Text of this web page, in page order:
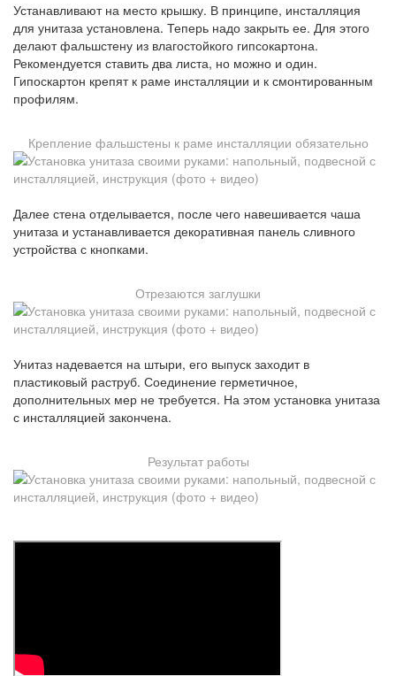
Устанавливают на место крышку. В принципе, инсталляция
для унитаза установлена. Теперь надо закрыть ее. Для этого
делают фальшстену из влагостойкого гипсокартона.
Рекомендуется ставить два листа, но можно и один.
Гипоскартон крепят к раме инсталляции и к смонтированным
профилям.
Крепление фальшстены к раме инсталляции обязательно
Далее стена отделывается, после чего навешивается чаша
унитаза и устанавливается декоративная панель сливного
устройства с кнопками.
Отрезаются заглушки
Унитаз надевается на штыри, его выпуск заходит в
пластиковый раструб. Соединение герметичное,
дополнительных мер не требуется. На этом установка унитаза
с инсталляцией закончена.
Результат работы